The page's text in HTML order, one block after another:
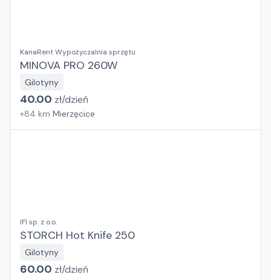
KanaRent Wypożyczalnia sprzętu
MINOVA PRO 260W
Gilotyny
40.00 zł/dzień
+84 km Mierzęcice
IFI sp. z o.o.
STORCH Hot Knife 250
Gilotyny
60.00 zł/dzień